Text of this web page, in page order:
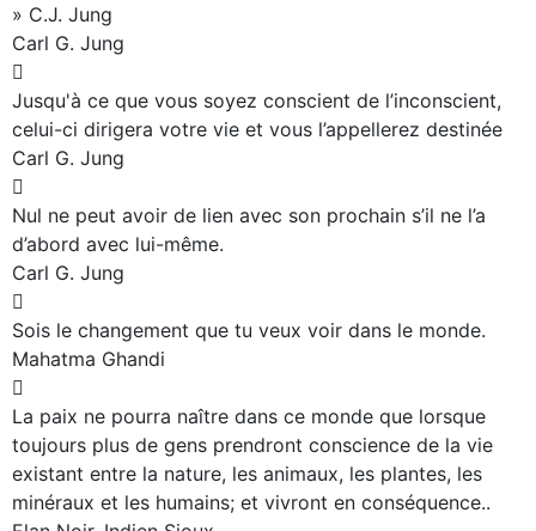
» C.J. Jung
Carl G. Jung
Jusqu'à ce que vous soyez conscient de l’inconscient,
celui-ci dirigera votre vie et vous l’appellerez destinée
Carl G. Jung
Nul ne peut avoir de lien avec son prochain s’il ne l’a
d’abord avec lui-même.
Carl G. Jung
Sois le changement que tu veux voir dans le monde.
Mahatma Ghandi
La paix ne pourra naître dans ce monde que lorsque
toujours plus de gens prendront conscience de la vie
existant entre la nature, les animaux, les plantes, les
minéraux et les humains; et vivront en conséquence..